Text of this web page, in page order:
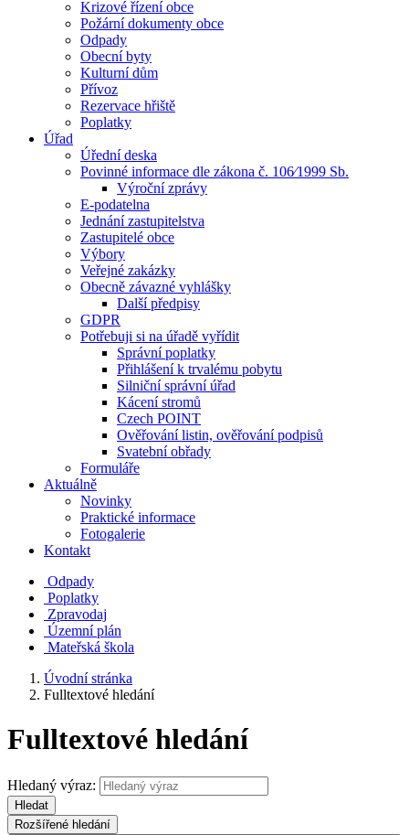
Krizové řízení obce
Požární dokumenty obce
Odpady
Obecní byty
Kulturní dům
Přívoz
Rezervace hřiště
Poplatky
Úřad
Úřední deska
Povinné informace dle zákona č. 106⁄1999 Sb.
Výroční zprávy
E-podatelna
Jednání zastupitelstva
Zastupitelé obce
Výbory
Veřejné zakázky
Obecně závazné vyhlášky
Další předpisy
GDPR
Potřebuji si na úřadě vyřídit
Správní poplatky
Přihlášení k trvalému pobytu
Silniční správní úřad
Kácení stromů
Czech POINT
Ověřování listin, ověřování podpisů
Svatební obřady
Formuláře
Aktuálně
Novinky
Praktické informace
Fotogalerie
Kontakt
Odpady
Poplatky
Zpravodaj
Územní plán
Mateřská škola
Úvodní stránka
Fulltextové hledání
Fulltextové hledání
Hledaný výraz:
Hledat
Rozšířené hledání